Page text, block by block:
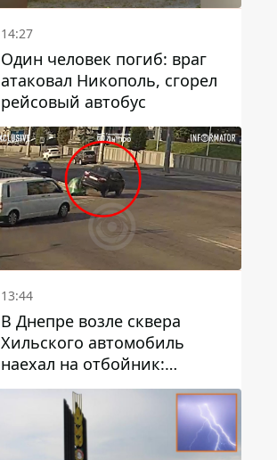
14:27
Один человек погиб: враг
атаковал Никополь, сгорел
рейсовый автобус
13:44
В Днепре возле сквера
Хильского автомобиль
наехал на отбойник:
момент происшествия